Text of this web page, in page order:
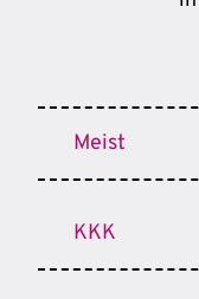
Meist
KKK